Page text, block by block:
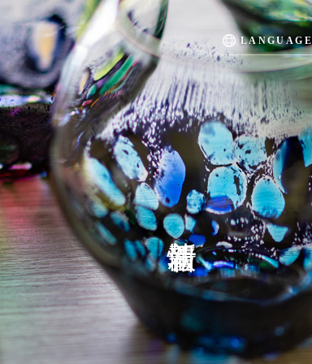
温泉 お料理 館内施設/日本庭園
LANGUAGE
TOP
客室
温泉
お料理
館内施設
よくある質問
お問い合わせ
新着情報